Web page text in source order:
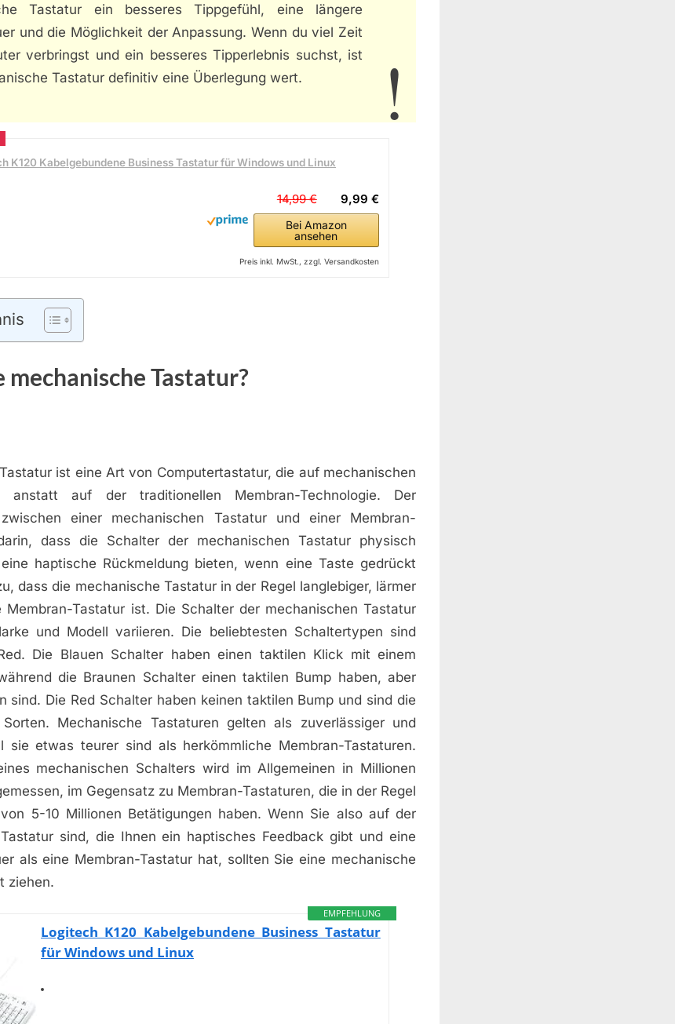
Tastatur ein besseres Tippgefühl, eine längere
und die Möglichkeit der Anpassung. Wenn du viel Zeit
verbringst und ein besseres Tipperlebnis suchst, ist
Tastatur definitiv eine Überlegung wert.
K120 Kabelgebundene Business Tastatur für Windows und Linux
9,99 €
14,99 €
Bei Amazon
ansehen
Preis inkl. MwSt., zzgl. Versandkosten
mechanische Tastatur?
ist eine Art von Computertastatur, die auf mechanischen
anstatt auf der traditionellen Membran-Technologie. Der
einer mechanischen Tastatur und einer Membran-
dass die Schalter der mechanischen Tastatur physisch
haptische Rückmeldung bieten, wenn eine Taste gedrückt
dass die mechanische Tastatur in der Regel langlebiger, lärmer
Membran-Tastatur ist. Die Schalter der mechanischen Tastatur
und Modell variieren. Die beliebtesten Schaltertypen sind
Die Blauen Schalter haben einen taktilen Klick mit einem
die Braunen Schalter einen taktilen Bump haben, aber
sind. Die Red Schalter haben keinen taktilen Bump und sind die
Mechanische Tastaturen gelten als zuverlässiger und
sie etwas teurer sind als herkömmliche Membran-Tastaturen.
mechanischen Schalters wird im Allgemeinen in Millionen
im Gegensatz zu Membran-Tastaturen, die in der Regel
5-10 Millionen Betätigungen haben. Wenn Sie also auf der
sind, die Ihnen ein haptisches Feedback gibt und eine
als eine Membran-Tastatur hat, sollten Sie eine mechanische
ziehen.
EMPFEHLUNG
Logitech K120 Kabelgebundene Business Tastatur
für Windows und Linux